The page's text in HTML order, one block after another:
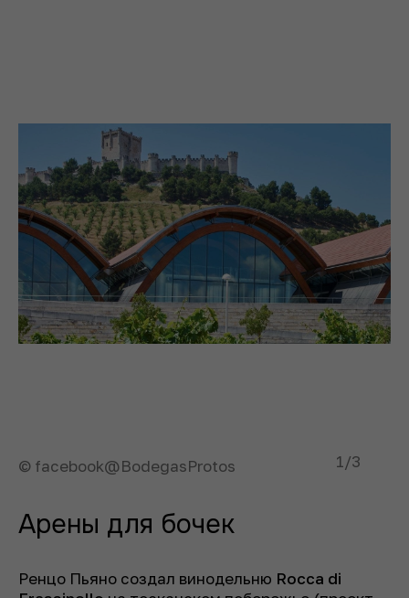
© facebook@BodegasProtos 1 /3
Арены для бочек
Ренцо Пьяно создал винодельню Rocca di